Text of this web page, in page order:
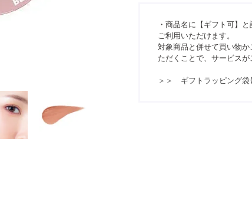
・商品名に【ギフト可】
ご利用いただけます。
対象商品と併せて買い物
ただくことで、サービスが
＞＞ ギフトラッピング袋